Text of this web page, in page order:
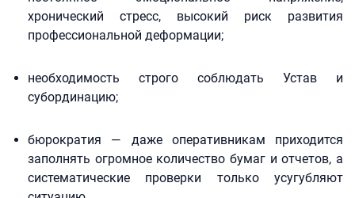
хронический стресс, высокий риск развития
профессиональной деформации;
необходимость строго соблюдать Устав и
субординацию;
бюрократия — даже оперативникам приходится
заполнять огромное количество бумаг и отчетов, а
систематические проверки только усугубляют